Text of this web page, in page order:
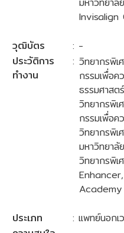
Invisalign
วุฒิบัตร
: -
ประวัติการ
ทำงาน
: วิทยากรพิ
กรรมเพื่อค
ธรรมศาสต
วิทยากรพิ
กรรมเพื่อค
วิทยากรพิเ
มหาวิทยาลั
วิทยากรพิ
Academy
ประเภท
: แพทย์นอกเ